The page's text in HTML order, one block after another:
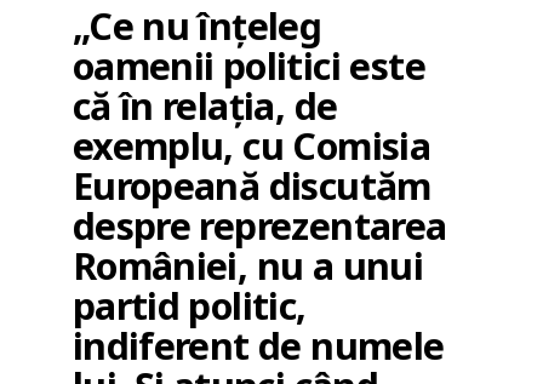
„Ce nu înțeleg
oamenii politici este
că în relația, de
exemplu, cu Comisia
Europeană discutăm
despre reprezentarea
României, nu a unui
partid politic,
indiferent de numele